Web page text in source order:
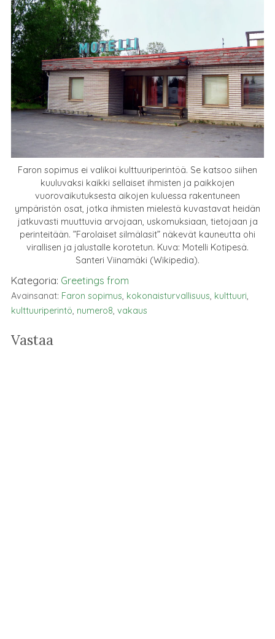
Faron sopimus ei valikoi kulttuuriperintöä. Se katsoo siihen
kuuluvaksi kaikki sellaiset ihmisten ja paikkojen
vuorovaikutuksesta aikojen kuluessa rakentuneen
ympäristön osat, jotka ihmisten mielestä kuvastavat heidän
jatkuvasti muuttuvia arvojaan, uskomuksiaan, tietojaan ja
perinteitään. ”Farolaiset silmälasit” näkevät kauneutta ohi
virallisen ja jalustalle korotetun. Kuva: Motelli Kotipesä.
Santeri Viinamäki (Wikipedia).
Kategoria: Greetings from
Avainsanat: Faron sopimus, kokonaisturvallisuus, kulttuuri,
kulttuuriperintö, numero8, vakaus
Vastaa